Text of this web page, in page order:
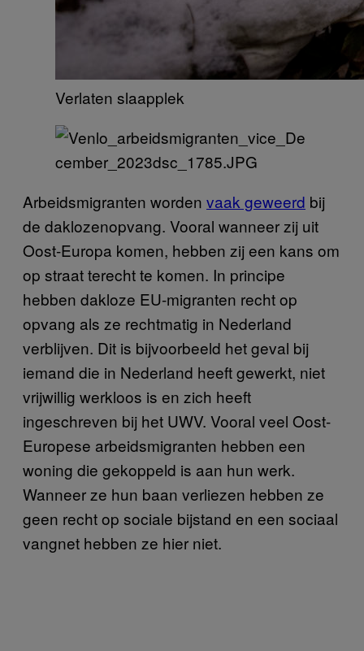
Verlaten slaapplek
Arbeidsmigranten worden vaak geweerd bij
de daklozenopvang. Vooral wanneer zij uit
Oost-Europa komen, hebben zij een kans om
op straat terecht te komen. In principe
hebben dakloze EU-migranten recht op
opvang als ze rechtmatig in Nederland
verblijven. Dit is bijvoorbeeld het geval bij
iemand die in Nederland heeft gewerkt, niet
vrijwillig werkloos is en zich heeft
ingeschreven bij het UWV. Vooral veel Oost-
Europese arbeidsmigranten hebben een
woning die gekoppeld is aan hun werk.
Wanneer ze hun baan verliezen hebben ze
geen recht op sociale bijstand en een sociaal
vangnet hebben ze hier niet.